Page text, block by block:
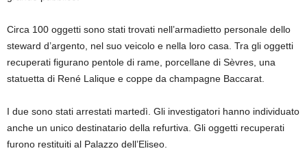
Circa 100 oggetti sono stati trovati nell’armadietto personale dello
steward d’argento, nel suo veicolo e nella loro casa. Tra gli oggetti
recuperati figurano pentole di rame, porcellane di Sèvres, una
statuetta di René Lalique e coppe da champagne Baccarat.
I due sono stati arrestati martedì. Gli investigatori hanno individuato
anche un unico destinatario della refurtiva. Gli oggetti recuperati
furono restituiti al Palazzo dell’Eliseo.